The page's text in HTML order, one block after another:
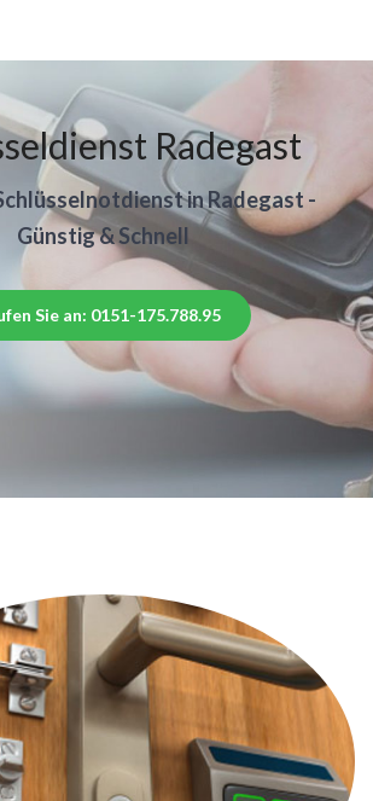
Radegast
in Radegast -
Günstig & Schnell
Sie an: 0151-175.788.95